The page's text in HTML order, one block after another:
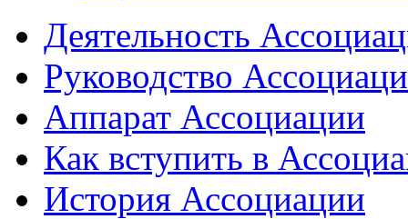
Деятельность
Руководство
Аппарат Ассоциации
Как вступить в
История Ассоциации